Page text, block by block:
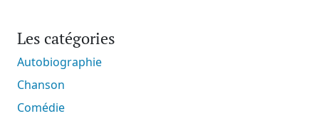
Les catégories
Autobiographie
Chanson
Comédie